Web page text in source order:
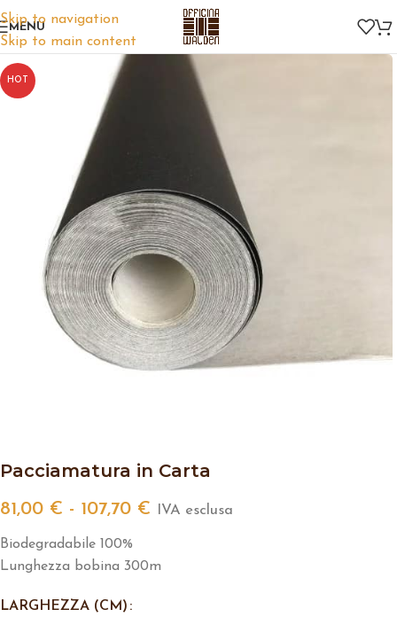
Skip to navigation
Skip to main content
MENU
HOT
Pacciamatura in Carta
81,00 € - 107,70 € IVA esclusa
Biodegradabile 100%
Lunghezza bobina 300m
LARGHEZZA (CM)